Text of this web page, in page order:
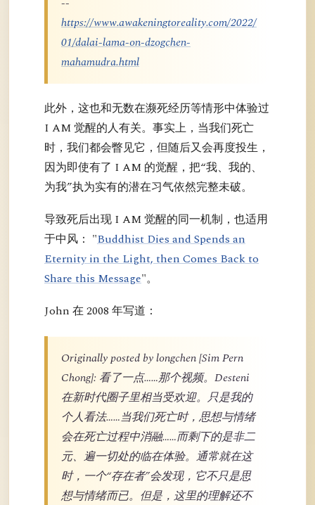
https://www.awakeningtoreality.com/2022/
01/dalai-lama-on-dzogchen-
mahamudra.html
此外，这也和无数在濒死经历等情形中体验过
I AM 觉醒的人有关。事实上，当我们死亡
时，我们都会瞥见它，但随后又会再度投生，
因为即使有了 I AM 的觉醒，把“我、我的、
为我”执为实有的潜在习气依然完整未破。
导致死后出现 I AM 觉醒的同一机制，也适用
于中风： "Buddhist Dies and Spends an
Eternity in the Light, then Comes Back to
Share this Message"。
John 在 2008 年写道：
Originally posted by longchen [Sim Pern
Chong]: 看了一点……那个视频。Desteni
在新时代圈子里相当受欢迎。只是我的
个人看法……当我们死亡时，思想与情绪
会在死亡过程中消融……而剩下的是非二
元、遍一切处的临在体验。通常就在这
时，一个“存在者”会发现，它不只是思
想与情绪而已。但是，这里的理解还不